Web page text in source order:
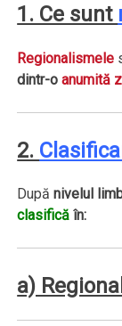
1. Ce sunt
Regionalismele
dintr-oanumită
2.
Dupănivelul
clasifică în:
a)